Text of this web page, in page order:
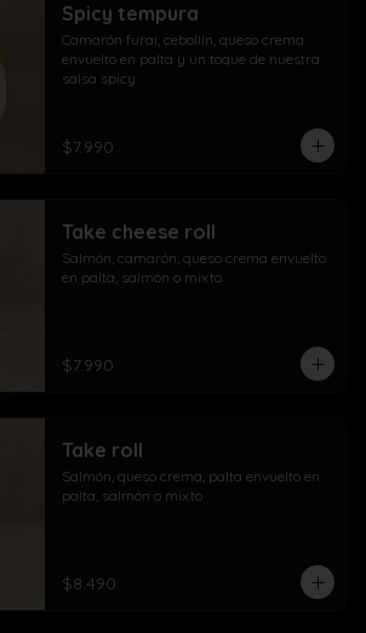
Spicy tempura
Camarón furai, cebollín, queso crema
envuelto en palta y un toque de nuestra
salsa spicy
$7.990
Take cheese roll
Salmón, camarón, queso crema envuelto
en palta, salmón o mixto
$7.990
Take roll
Salmón, queso crema, palta envuelto en
palta, salmón o mixto
$8.490